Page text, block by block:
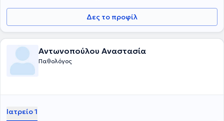
Δες το προφίλ
Αντωνοπούλου Αναστασία
Παθολόγος
Ιατρείο 1